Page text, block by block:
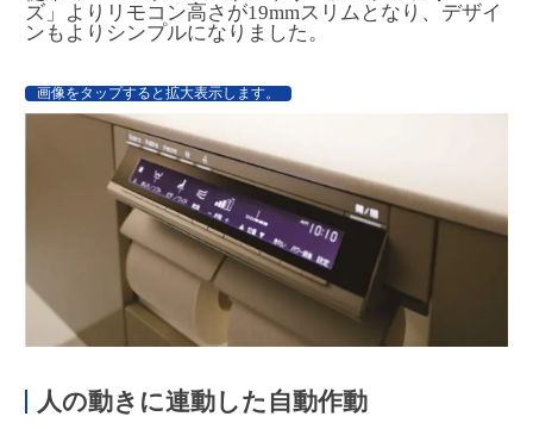
ズ」よりリモコン高さが19mmスリムとなり、デザイ
ンもよりシンプルになりました。
画像をタップすると拡大表示します。
人の動きに連動した自動作動